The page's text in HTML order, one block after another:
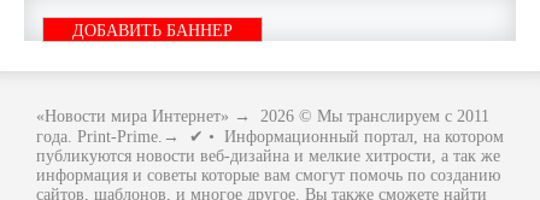
ДОБАВИТЬ БАННЕР
«Новости мира Интернет» → 2026 © Мы транслируем с 2011
года. Print-Prime.→ ✔ • Информационный портал, на котором
публикуются новости веб-дизайна и мелкие хитрости, а так же
информация и советы которые вам смогут помочь по созданию
сайтов, шаблонов, и многое другое. Вы также сможете найти